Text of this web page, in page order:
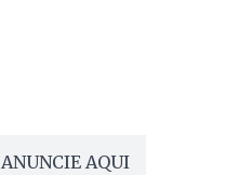
ANUNCIE AQUI